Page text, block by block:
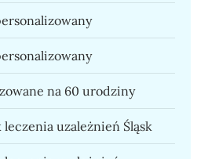
na 60 urodziny
uzależnień Śląsk